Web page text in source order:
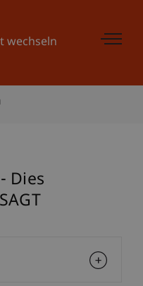
wechseln
Dies